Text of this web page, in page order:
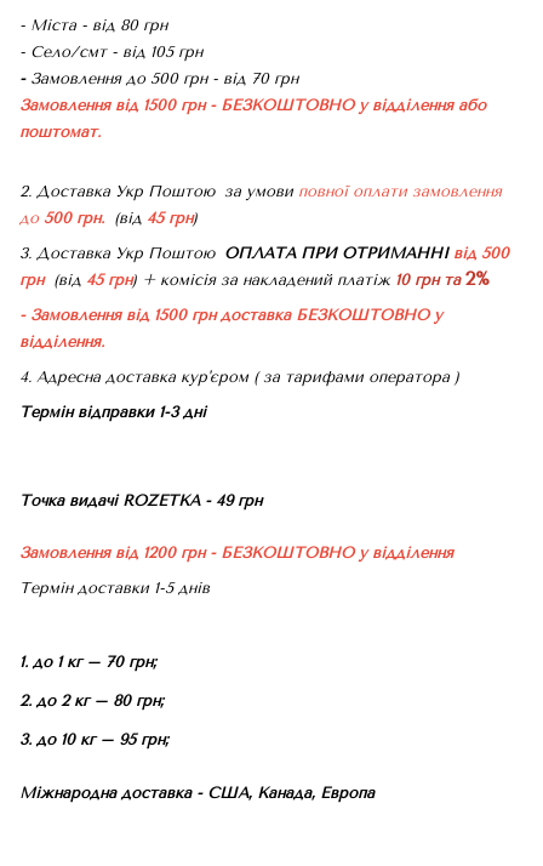
- Міста - від 80 грн
- Село/смт - від 105 грн
-Замовлення до 500 грн - від 70 грн
Замовлення від 1500 грн - БЕЗКОШТОВНО у відділення або
поштомат.
2. Доставка Укр Поштою за умови повної оплати замовлення
до 500 грн. (від 45 грн)
3. Доставка Укр ПоштоюОПЛАТА ПРИ ОТРИМАННІ від 500
грн (від 45 грн) + комісія за накладений платіж 10 грн та 2%
- Замовлення від 1500 грн доставка БЕЗКОШТОВНО у
відділення.
4. Адресна доставка кур'єром ( за тарифами оператора )
Термін відправки 1-3 дні
Точка видачі ROZETKA - 49 грн
Замовлення від 1200 грн - БЕЗКОШТОВНО у відділення
Термін доставки 1-5 днів
1. до 1 кг – 70 грн;
2. до 2 кг – 80 грн;
3. до 10 кг – 95 грн;
Міжнародна доставка - США, Канада, Европа